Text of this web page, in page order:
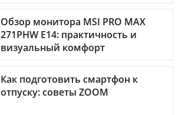
Обзор монитора MSI PRO MAX
271PHW E14: практичность и
визуальный комфорт
Как подготовить смартфон к
отпуску: советы ZOOM